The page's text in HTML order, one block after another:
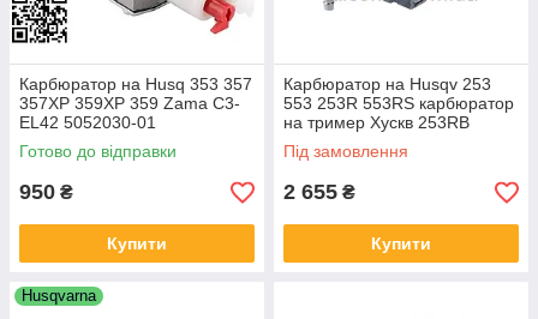
Карбюратор на Husq 353 357
357XP 359XP 359 Zama C3-
EL42 5052030-01
Готово до відправки
950 ₴
Купити
Карбюратор на Husqv 253
553 253R 553RS карбюратор
на тример Хускв 253RB
253RJ 553RBX 5863466-01
Під замовлення
2 655 ₴
Купити
Husqvarna